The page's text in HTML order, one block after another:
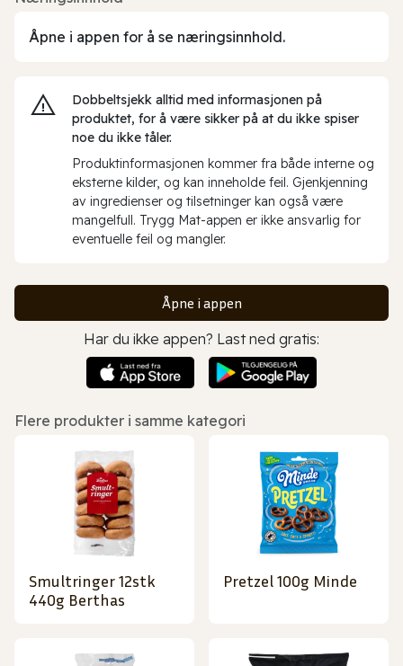
Åpne i appen for å se næringsinnhold.
Dobbeltsjekk alltid med informasjonen på
produktet, for å være sikker på at du ikke spiser
noe du ikke tåler.
Produktinformasjonen kommer fra både interne og
eksterne kilder, og kan inneholde feil. Gjenkjenning
av ingredienser og tilsetninger kan også være
mangelfull. Trygg Mat-appen er ikke ansvarlig for
eventuelle feil og mangler.
Åpne i appen
Har du ikke appen? Last ned gratis:
Flere produkter i samme kategori
Smultringer 12stk
440g Berthas
Pretzel 100g Minde